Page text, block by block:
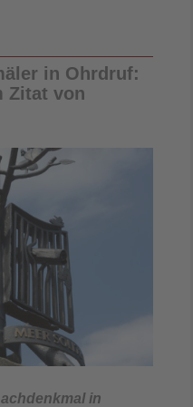
in Ohrdruf:
Zitat von
in